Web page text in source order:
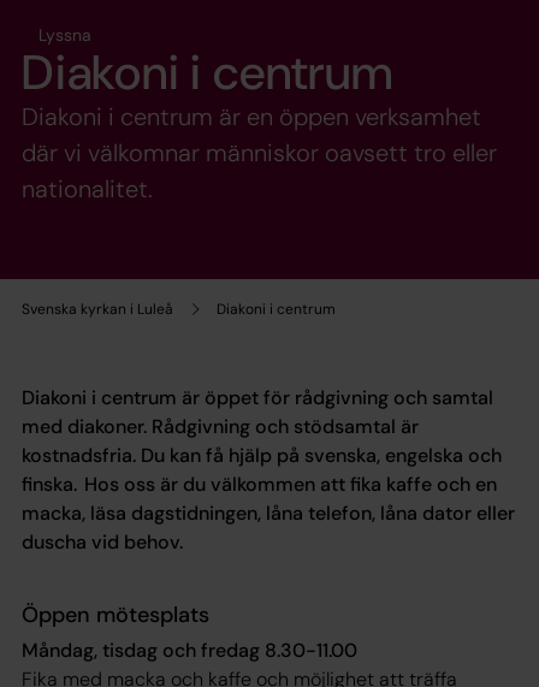
Svenska kyrkan i Luleå Diakoni i centrum
Lyssna
Diakoni i centrum
Diakoni i centrum är en öppen verksamhet
där vi välkomnar människor oavsett tro eller
nationalitet.
Diakoni i centrum är öppet för rådgivning och samtal
med diakoner. Rådgivning och stödsamtal är
kostnadsfria. Du kan få hjälp på svenska, engelska och
finska. Hos oss är du välkommen att fika kaffe och en
macka, läsa dagstidningen, låna telefon, låna dator eller
duscha vid behov.
Öppen mötesplats
Måndag, tisdag och fredag 8.30-11.00
Fika med macka och kaffe och möjlighet att träffa